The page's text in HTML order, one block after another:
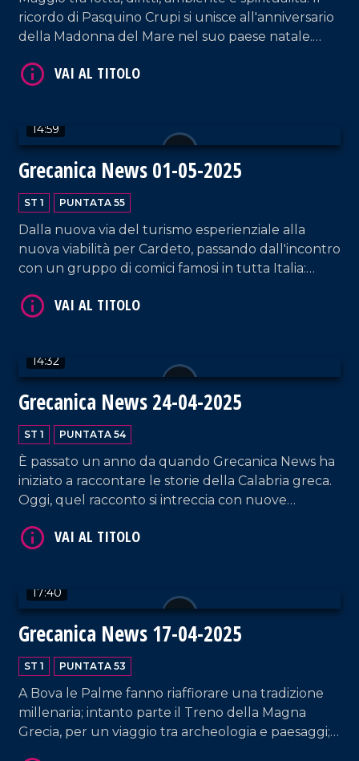
ricordo di Pasquino Crupi si unisce all'anniversario
della Madonna del Mare nel suo paese natale.
legge paesaggistica e le associazioni grecaniche si
14:59
Grecanica News 01-05-2025
ST 1 PUNTATA 55
Dalla nuova via del turismo esperienziale alla
nuova viabilità per Cardeto, passando dall'incontro
con un gruppo di comici famosi in tutta Italia:
all'Area Grecanica.
14:32
Grecanica News 24-04-2025
ST 1 PUNTATA 54
È passato un anno da quando Grecanica News ha
iniziato a raccontare le storie della Calabria greca.
Oggi, quel racconto si intreccia con nuove
una mappa archeologica per Condofuri e una
17:40
Grecanica News 17-04-2025
ST 1 PUNTATA 53
A Bova le Palme fanno riaffiorare una tradizione
millenaria; intanto parte il Treno della Magna
Grecia, per un viaggio tra archeologia e paesaggi; a
VAI AL TITOLO
VAI AL TITOLO
VAI AL TITOLO
VAI AL TITOLO